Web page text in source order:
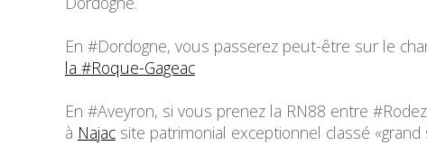
En #Dordogne, vous passerez peut-être sur le
la #Roque-Gageac
En #Aveyron, si vous prenez la RN88 entre
à Najac site patrimonial exceptionnel classé